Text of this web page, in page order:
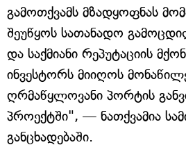
გამოთქვამს მზადყოფნას
შეუწყოს სათანადო
და საქმიანი რეპუტაციის
ინვესტორს მიიღოს
ღრმაწყლოვანი პორტის
პროექტში", — ნათქვამია
განცხადებაში.